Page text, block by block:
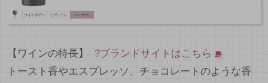
【ワインの特長】 ?ブランドサイトはこちら
トースト香やエスプレッソ、チョコレートのような香